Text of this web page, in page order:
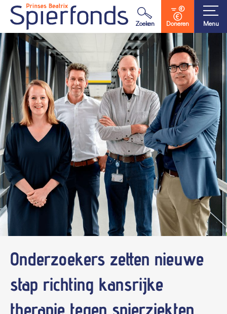
Zoeken Doneren Menu
Waar ben je naar op zoek?
Onderzoekers zetten nieuwe
stap richting kansrijke
therapie tegen spierziekten